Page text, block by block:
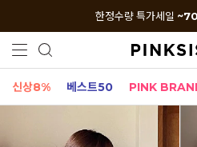
한정수량 특가세일
신상8% 베스트50 PINK